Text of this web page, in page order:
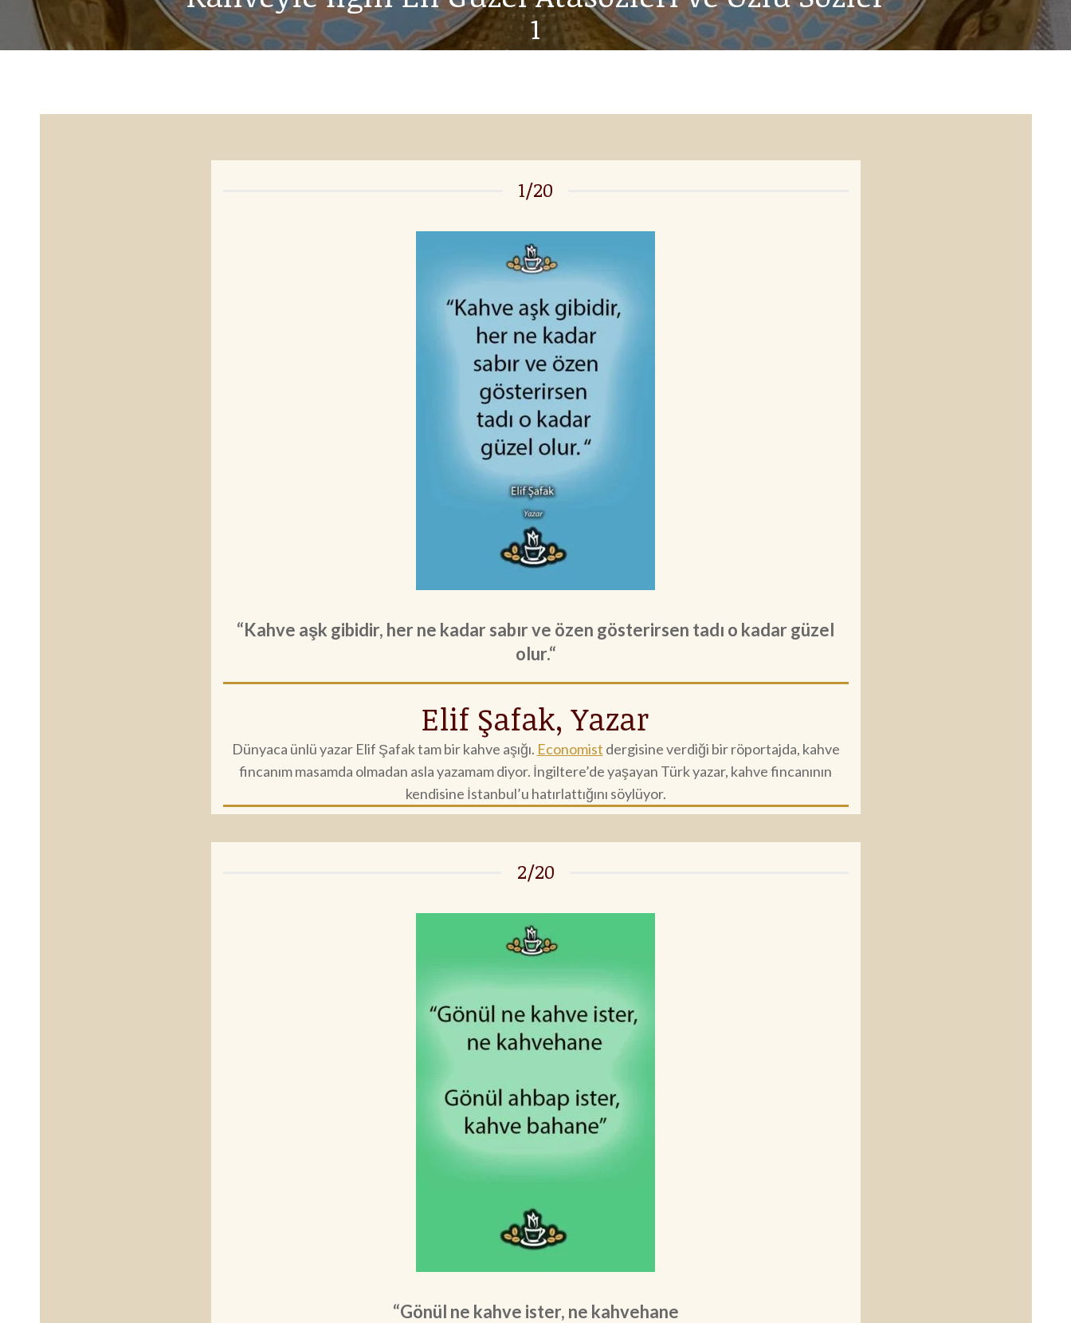
1
1/20
“Kahve aşk gibidir, her ne kadar sabır ve özen gösterirsen tadı o kadar güzel
olur.“
Elif Şafak, Yazar
Dünyaca ünlü yazar Elif Şafak tam bir kahve aşığı. Economist dergisine verdiği bir röportajda, kahve
fincanım masamda olmadan asla yazamam diyor. İngiltere’de yaşayan Türk yazar, kahve fincanının
kendisine İstanbul’u hatırlattığını söylüyor.
2/20
“Gönül ne kahve ister, ne kahvehane